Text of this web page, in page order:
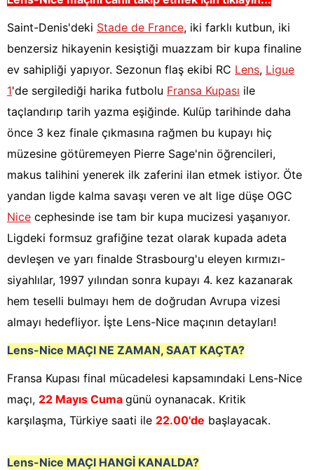
Saint-Denis'deki Stade de France, iki farklı kutbun, iki
benzersiz hikayenin kesiştiği muazzam bir kupa finaline
ev sahipliği yapıyor. Sezonun flaş ekibi RC Lens, Ligue
1'de sergilediği harika futbolu Fransa Kupası ile
taçlandırıp tarih yazma eşiğinde. Kulüp tarihinde daha
önce 3 kez finale çıkmasına rağmen bu kupayı hiç
müzesine götüremeyen Pierre Sage'nin öğrencileri,
makus talihini yenerek ilk zaferini ilan etmek istiyor. Öte
yandan ligde kalma savaşı veren ve alt lige düşe OGC
Nice cephesinde ise tam bir kupa mucizesi yaşanıyor.
Ligdeki formsuz grafiğine tezat olarak kupada adeta
devleşen ve yarı finalde Strasbourg'u eleyen kırmızı-
siyahlılar, 1997 yılından sonra kupayı 4. kez kazanarak
hem teselli bulmayı hem de doğrudan Avrupa vizesi
almayı hedefliyor. İşte Lens-Nice maçının detayları!
Lens-Nice MAÇI NE ZAMAN, SAAT KAÇTA?
Fransa Kupası final mücadelesi kapsamındaki Lens-Nice
maçı, 22 Mayıs Cuma günü oynanacak. Kritik
karşılaşma, Türkiye saati ile 22.00'de başlayacak.
Lens-Nice MAÇI HANGİ KANALDA?